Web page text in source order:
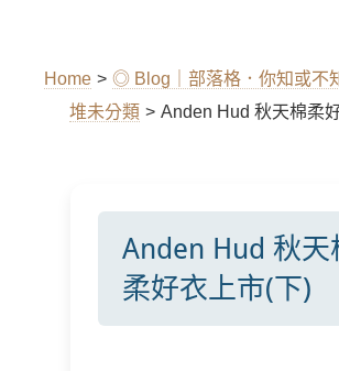
Home > ◎ Blog｜部落格．你知或不
堆未分類 > Anden Hud 秋天棉柔
Anden Hud 秋天
柔好衣上市(下)